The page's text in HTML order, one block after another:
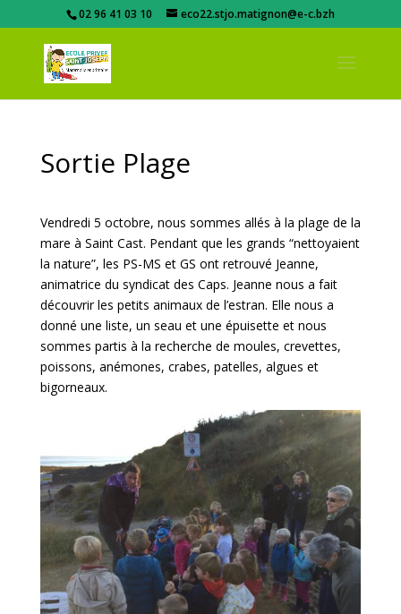
02 96 41 03 10 eco22.stjo.matignon@e-c.bzh
Sortie Plage
Vendredi 5 octobre, nous sommes allés à la plage de la
mare à Saint Cast. Pendant que les grands “nettoyaient
la nature”, les PS-MS et GS ont retrouvé Jeanne,
animatrice du syndicat des Caps. Jeanne nous a fait
découvrir les petits animaux de l’estran. Elle nous a
donné une liste, un seau et une épuisette et nous
sommes partis à la recherche de moules, crevettes,
poissons, anémones, crabes, patelles, algues et
bigorneaux.